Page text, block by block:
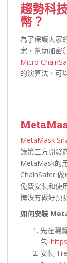
趨勢科
幣？
為了保護大家
案，幫助加密
Micro
的演算法，可
MetaMask
讓第三方開發
MetaMask的
ChainSafer
免費安裝和使
悔沒有做好預
如何安裝
先在瀏
包:
安裝